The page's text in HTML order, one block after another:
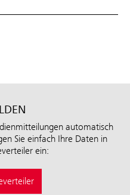
automatisch
Sie einfach Ihre Daten in
ein: